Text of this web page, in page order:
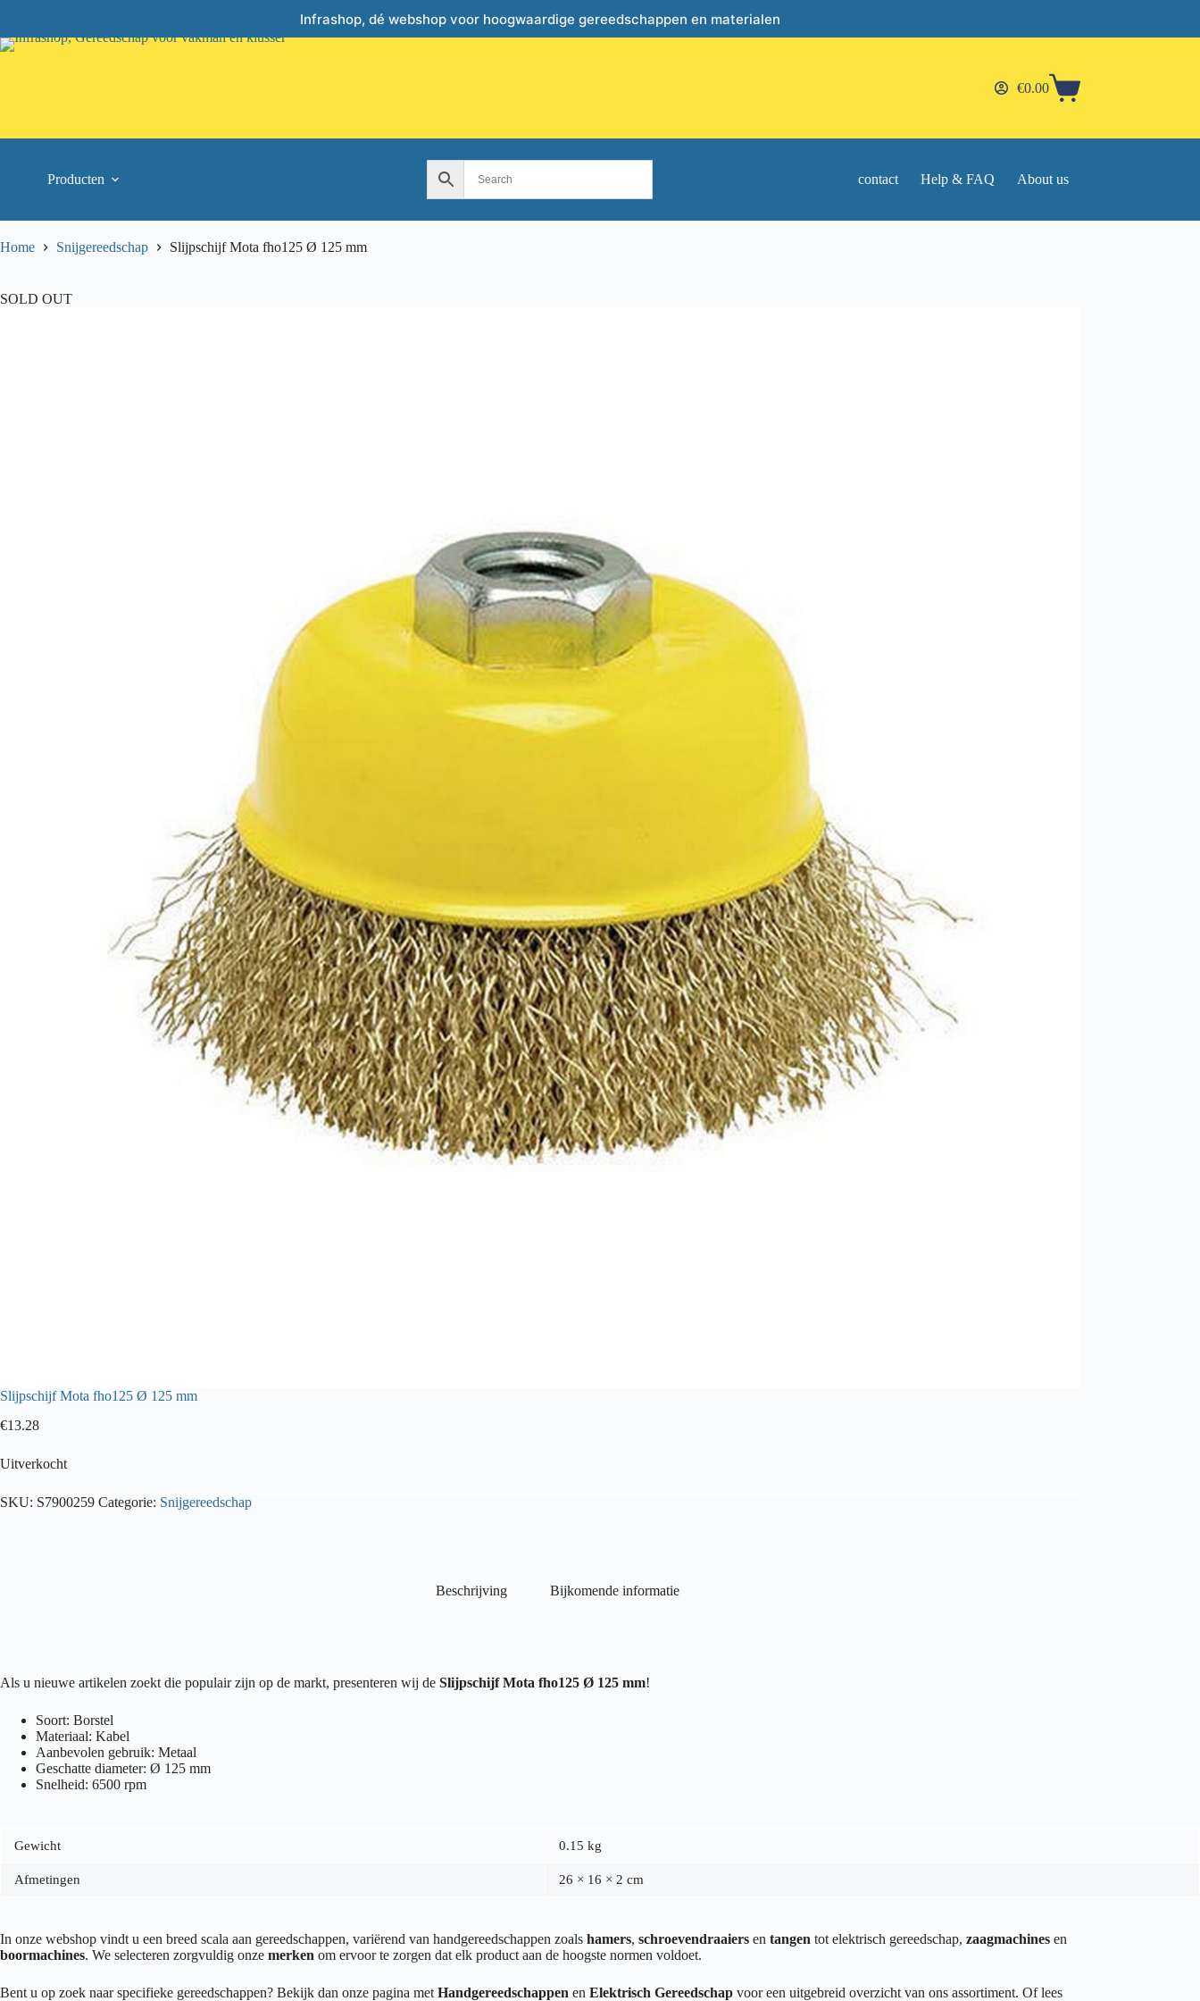
content
Infrashop, dé webshop voor hoogwaardige gereedschappen en materialen
Shopping
€0.00
Producten contact Help & FAQ About us
Home Snijgereedschap Slijpschijf Mota fho125 Ø 125 mm
SOLD OUT
Slijpschijf Mota fho125 Ø 125 mm
€13.28
Uitverkocht
SKU: S7900259 Categorie: Snijgereedschap
Beschrijving Bijkomende informatie
Als u nieuwe artikelen zoekt die populair zijn op de markt, presenteren wij de Slijpschijf Mota fho125 Ø 125 mm!
Soort: Borstel
Materiaal: Kabel
Aanbevolen gebruik: Metaal
Geschatte diameter: Ø 125 mm
Snelheid: 6500 rpm
Gewicht 0.15 kg
Afmetingen 26 × 16 × 2 cm
In onze webshop vindt u een breed scala aan gereedschappen, variërend van handgereedschappen zoals hamers, schroevendraaiers en tangen tot elektrisch gereedschap, zaagmachines en
boormachines. We selecteren zorgvuldig onze merken om ervoor te zorgen dat elk product aan de hoogste normen voldoet.
Bent u op zoek naar specifieke gereedschappen? Bekijk dan onze pagina met Handgereedschappen en Elektrisch Gereedschap voor een uitgebreid overzicht van ons assortiment. Of lees